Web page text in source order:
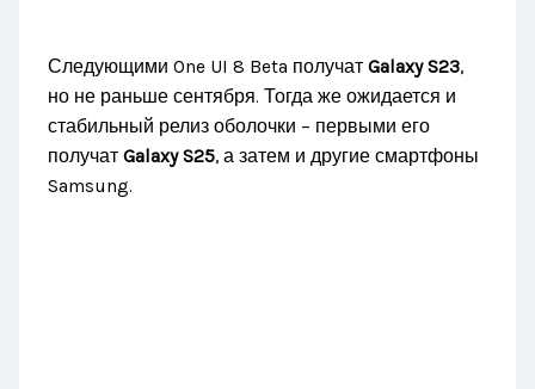
Следующими One UI 8 Beta получатGalaxy S23,
но не раньше сентября. Тогда же ожидается и
стабильный релиз оболочки – первыми его
получатGalaxy S25, а затем и другие смартфоны
Samsung.